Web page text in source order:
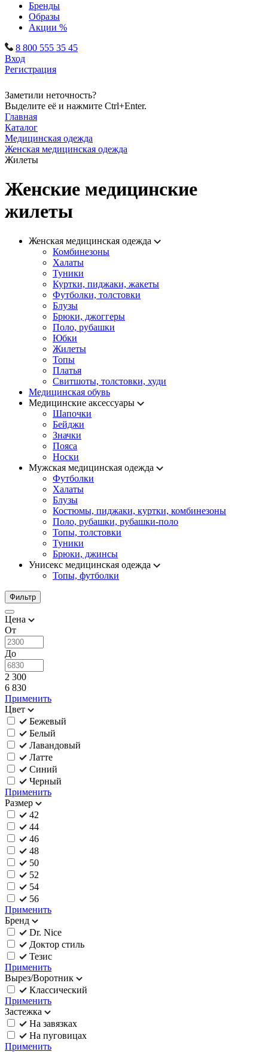
Бренды
Образы
Акции %
8 800 555 35 45
Вход
Регистрация
Заметили неточность?
Выделите её и нажмите Ctrl+Enter.
Главная
Каталог
Медицинская одежда
Женская медицинская одежда
Жилеты
Женские медицинские
жилеты
Женская медицинская одежда
Комбинезоны
Халаты
Туники
Куртки, пиджаки, жакеты
Футболки, толстовки
Блузы
Брюки, джоггеры
Поло, рубашки
Юбки
Жилеты
Топы
Платья
Свитшоты, толстовки, худи
Медицинская обувь
Медицинские аксессуары
Шапочки
Бейджи
Значки
Пояса
Носки
Мужская медицинская одежда
Футболки
Халаты
Блузы
Костюмы, пиджаки, куртки, комбинезоны
Поло, рубашки, рубашки-поло
Топы, толстовки
Туники
Брюки, джинсы
Унисекс медицинская одежда
Топы, футболки
Фильтр
Цена
От
До
2 300
6 830
Применить
Цвет
Бежевый
Белый
Лавандовый
Латте
Синий
Черный
Применить
Размер
42
44
46
48
50
52
54
56
Применить
Бренд
Dr. Nice
Доктор стиль
Тезис
Применить
Вырез/Воротник
Классический
Применить
Застежка
На завязках
На пуговицах
Применить